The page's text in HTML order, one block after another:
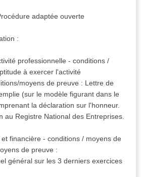
adaptée ouverte
:
professionnelle - conditions /
à exercer l'activité
moyens de preuve : Lettre de
(sur le modèle figurant dans le
la déclaration sur l'honneur.
au Registre National des Entreprises.
financière - conditions / moyens de
de preuve :
général sur les 3 derniers exercices